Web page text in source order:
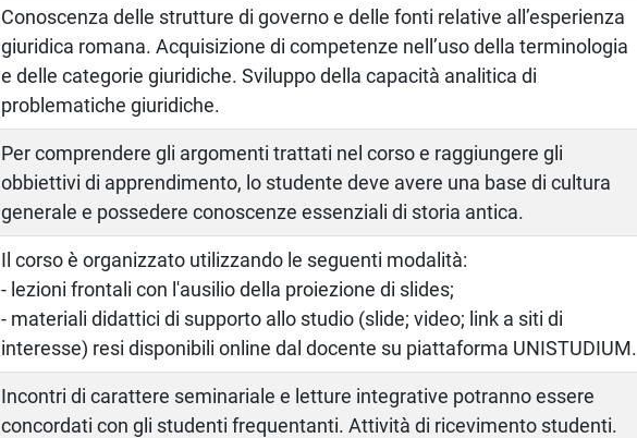
Conoscenza delle strutture di governo e delle fonti relative all’esperienza
giuridica romana. Acquisizione di competenze nell’uso della terminologia
e delle categorie giuridiche. Sviluppo della capacità analitica di
problematiche giuridiche.
Per comprendere gli argomenti trattati nel corso e raggiungere gli
obbiettivi di apprendimento, lo studente deve avere una base di cultura
generale e possedere conoscenze essenziali di storia antica.
Il corso è organizzato utilizzando le seguenti modalità:
- lezioni frontali con l'ausilio della proiezione di slides;
- materiali didattici di supporto allo studio (slide; video; link a siti di
interesse) resi disponibili online dal docente su piattaforma UNISTUDIUM.
Incontri di carattere seminariale e letture integrative potranno essere
concordati con gli studenti frequentanti. Attività di ricevimento studenti.